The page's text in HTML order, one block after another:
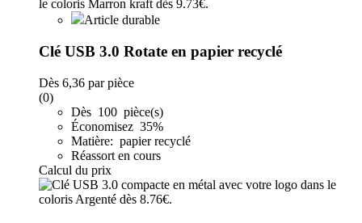
Article durable
Clé USB 3.0 Rotate en papier recyclé
Dès 6,36 par pièce
(0)
Dès 100 pièce(s)
Économisez 35%
Matière: papier recyclé
Réassort en cours
Calcul du prix